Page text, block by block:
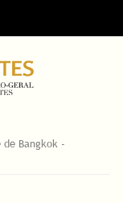
Bangkok -